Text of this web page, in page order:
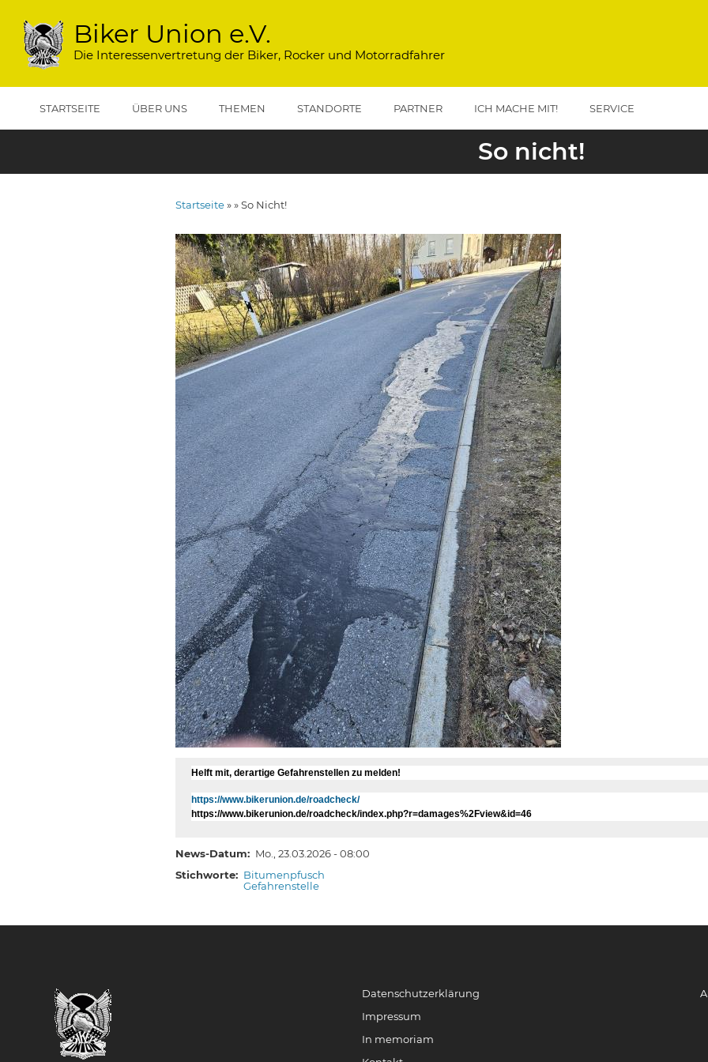
Inhalt
Biker Union e.V.
Die Interessenvertretung der Biker, Rocker und Motorradfahrer
STARTSEITE ÜBER UNS THEMEN STANDORTE PARTNER ICH MACHE MIT! SERVICE
So nicht!
Startseite So Nicht!
Helft mit, derartige Gefahrenstellen zu melden!
https://www.bikerunion.de/roadcheck/
https://www.bikerunion.de/roadcheck/index.php?r=damages%2Fview&id=46
News-Datum
Mo., 23.03.2026 - 08:00
Stichworte
Bitumenpfusch
Gefahrenstelle
Datenschutzerklärung
Impressum
In memoriam